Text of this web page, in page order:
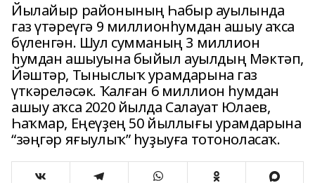
Йылайыр районының Һабыр ауылында
газ үтәреүгә 9 миллионһумдан ашыу аҡса
бүленгән. Шул сумманың 3 миллион
һумдан ашыуына быйыл ауылдың Мәктәп,
Йәштәр, Тыныслыҡ урамдарына газ
үткәреләсәк. Ҡалған 6 миллион һумдан
ашыу аҡса 2020 йылда Салауат Юлаев,
Һаҡмар, Еңеүҙең 50 йыллығы урамдарына
“зәңгәр яғыулыҡ” һуҙыуға тотоноласаҡ.